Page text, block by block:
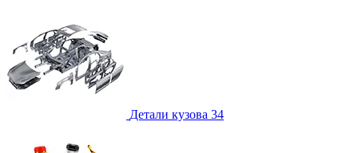
Детали кузова 34